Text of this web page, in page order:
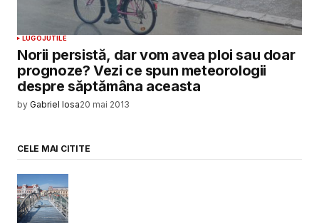
LUGOJUTILE
Norii persistă, dar vom avea ploi sau doar
prognoze? Vezi ce spun meteorologii
despre săptămâna aceasta
by Gabriel Iosa20 mai 2013
CELE MAI CITITE